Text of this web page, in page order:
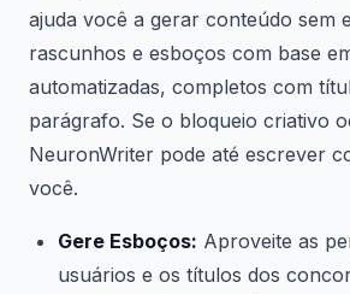
ajuda você a gerar conteúdo sem
rascunhos e esboços com base
automatizadas, completos com
parágrafo. Se o bloqueio criativo
NeuronWriter pode até escrever
você.
Gere Esboços: Aproveite as
usuários e os títulos dos